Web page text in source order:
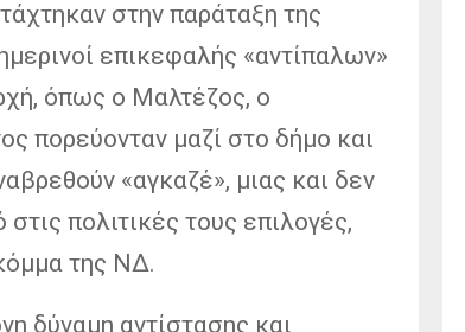
στην παράταξη της
επικεφαλής «αντίπαλων»
όπως ο Μαλτέζος, ο
πορεύονταν μαζί στο δήμο και
«αγκαζέ», μιας και δεν
πολιτικές τους επιλογές,
της ΝΔ.
δύναμη αντίστασης και